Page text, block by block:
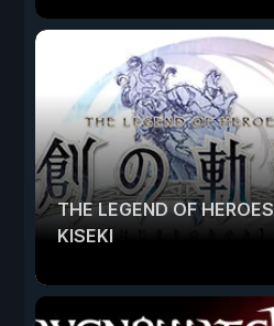
THE LEGEND OF
KISEKI